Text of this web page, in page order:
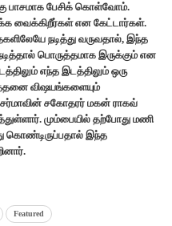
பாசமாக பேசிக் கொள்வோம்.
வைக்கிறீர்கள் என கேட்டார்கள்.
நடித்து வருவதால், இந்த
நடித்தால் பொருத்தமாக இருக்கும் என
எந்த இடத்திலும் ஒரு
விஷயங்களையும்
சகோதரர் மகன் ராகவ்
மும்பையில் தற்போது மணி
கொண்டிருப்பதால் இந்த
Featured